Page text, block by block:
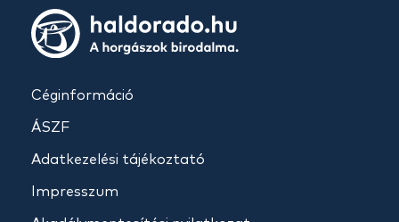
Céginformáció
ÁSZF
Adatkezelési tájékoztató
Impresszum